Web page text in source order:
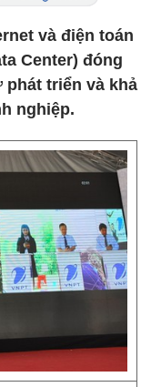
và điện toán
Center) đóng
triển và khả
nghiệp.